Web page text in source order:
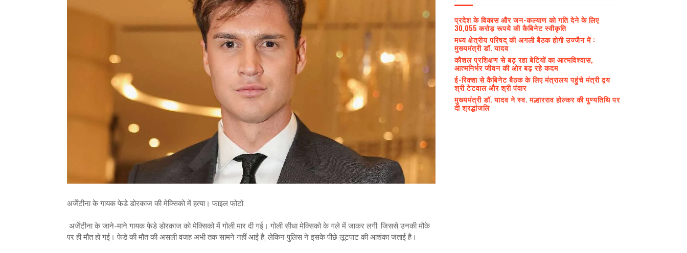
अर्जेंटीना के गायक फेडे डोरकाज की मेक्सिको में हत्या। फाइल फोटो
अर्जेंटीना के जाने-माने गायक फेडे डोरकाज को मेक्सिको में गोली मार दी गई। गोली सीधा मेक्सिको के गले में जाकर लगी, जिससे उनकी मौके
पर ही मौत हो गई। फेडे की मौत की असली वजह अभी तक सामने नहीं आई है, लेकिन पुलिस ने इसके पीछे लूटपाट की आशंका जताई है।
प्रदेश के विकास और जन-कल्याण को गति देने के लिए
30,055 करोड़ रूपये की कैबिनेट स्वीकृति
मध्य क्षेत्रीय परिषद् की अगली बैठक होगी उज्जैन में :
मुख्यमंत्री डॉ. यादव
कौशल प्रशिक्षण से बढ़ रहा बेटियों का आत्मविश्वास,
आत्मनिर्भर जीवन की ओर बढ़ रहे कदम
ई-रिक्शा से कैबिनेट बैठक के लिए मंत्रालय पहुंचे मंत्री द्वय
श्री टेटवाल और श्री पंवार
मुख्यमंत्री डॉ. यादव ने स्व. मल्हारराव होल्कर की पुण्यतिथि पर
दी श्रद्धांजलि